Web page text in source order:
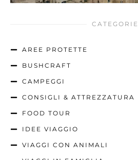
CATEGORIE
AREE PROTETTE
BUSHCRAFT
CAMPEGGI
CONSIGLI & ATTREZZATURA
FOOD TOUR
IDEE VIAGGIO
VIAGGI CON ANIMALI